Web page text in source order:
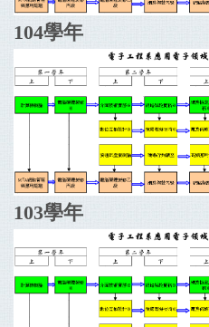
104學年
103學年